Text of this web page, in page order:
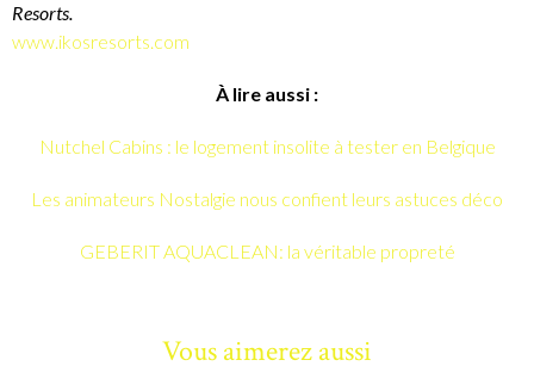
Resorts.
www.ikosresorts.com
À lire aussi :
Nutchel Cabins : le logement insolite à tester en Belgique
Les animateurs Nostalgie nous confient leurs astuces déco
GEBERIT AQUACLEAN: la véritable propreté
Vous aimerez aussi